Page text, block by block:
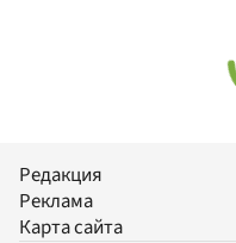
Редакция
Реклама
Карта сайта